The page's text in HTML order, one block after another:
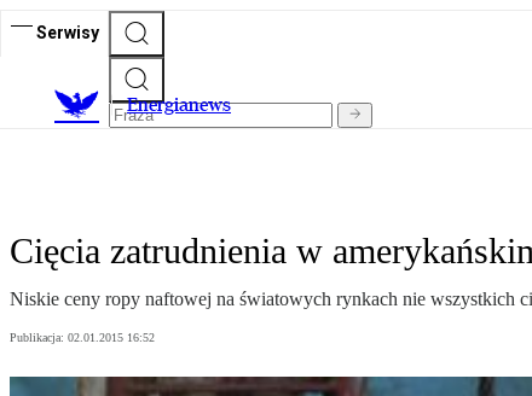
Serwisy
Energianews
Cięcia zatrudnienia w
Niskie ceny ropy naftowej na światowych rynkach nie wszystkich
Publikacja: 02.01.2015 16:52